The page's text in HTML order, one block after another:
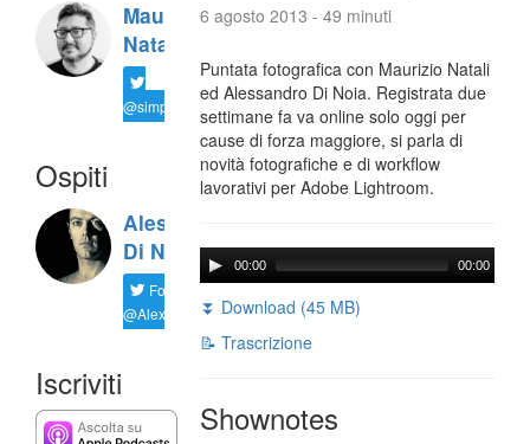
Maurizio
Natali
@simplemal
Ospiti
Alessandro
Di Noia
Follow
@AlexD75
Iscriviti
6 agosto 2013 - 49 minuti
Puntata fotografica con Maurizio Natali
ed Alessandro Di Noia. Registrata due
settimane fa va online solo oggi per
cause di forza maggiore, si parla di
novità fotografiche e di workflow
lavorativi per Adobe Lightroom.
00:00 00:00
⏬ Download (45 MB)
📝 Trascrizione
Shownotes